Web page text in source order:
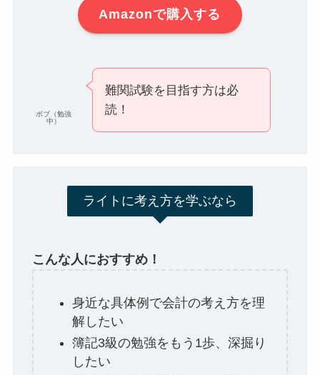
Amazonで購入する
ボブ（勉強
中）
難関試験を目指す方は必
読！
ライトに考え方を学ぶなら
こんな人におすすめ！
身近な具体例で会計の考え方を理
解したい
簿記3級の勉強をもう1歩、深掘り
したい